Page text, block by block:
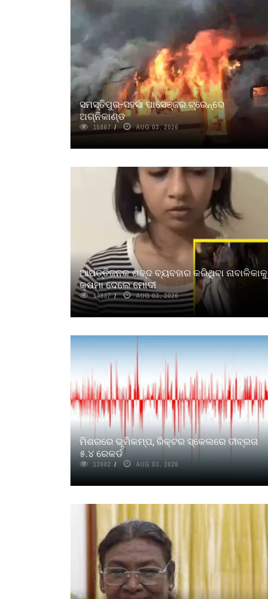
ସମସ୍ତିପୁର-ସହର୍ସା ପାସେଞ୍ଜର ଟ୍ରେନ୍‌ରେ
ଅଗ୍ନିକାଣ୍ଡ
15867 AUG 03, 2026
ଆପତ୍ତିଜନକ ଶବ୍ଦ ବ୍ୟବହାର କରିଥିବା ନାବାଳିକାକୁ
କ୍ଷମା ଦେଲେ ମୋଦୀ
14837 AUG 03, 2026
ମିଶରରେ ଭୂମିକମ୍ପ, ରିକ୍ଟର ସ୍କେଲରେ ତୀବ୍ରତା
୫.୪ ରେକର୍ଡ
13902 AUG 03, 2026